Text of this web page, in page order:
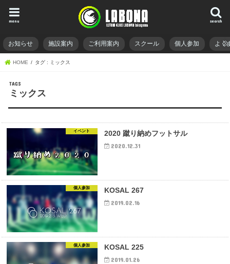
search
menu
お知らせ 施設案内 ご利用案内 スクール 個人参加 よく
HOME タグ : ミックス
ミックス
イベント 2020 蹴り納めフットサル
2020.12.31
個人参加 KOSAL 267
2019.02.16
個人参加 KOSAL 225
2019.01.26